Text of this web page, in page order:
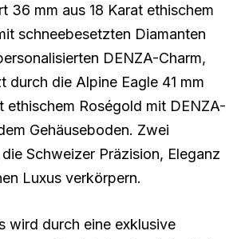
36 mm aus 18 Karat ethischem
schneebesetzten Diamanten
DENZA-Charm,
durch die Alpine Eagle 41 mm
ethischem Roségold mit DENZA-
Gehäuseboden. Zwei
Schweizer Präzision, Eleganz
Luxus verkörpern.
wird durch eine exklusive